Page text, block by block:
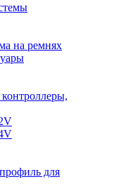
на ремнях
для